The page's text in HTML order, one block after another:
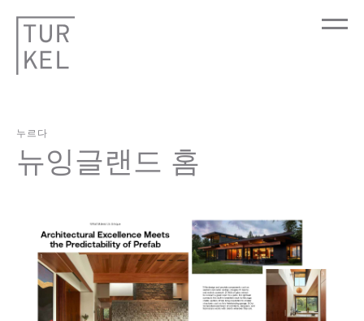
누르다
뉴잉글랜드 홈